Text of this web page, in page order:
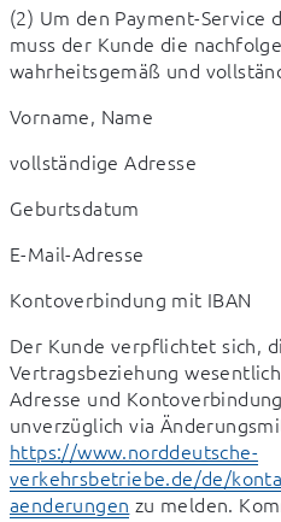
(2) Um den Payment-Service
muss der Kunde die
wahrheitsgemäß und
Vorname, Name
vollständige Adresse
Geburtsdatum
E-Mail-Adresse
Kontoverbindung mit IBAN
Der Kunde verpflichtet sich,
Vertragsbeziehung
Adresse und
https://www.norddeutsche-
verkehrsbetriebe.de/de/
aenderungen zu melden.